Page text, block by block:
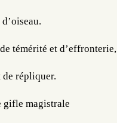
témérité et d’effronterie,
répliquer.
gifle magistrale